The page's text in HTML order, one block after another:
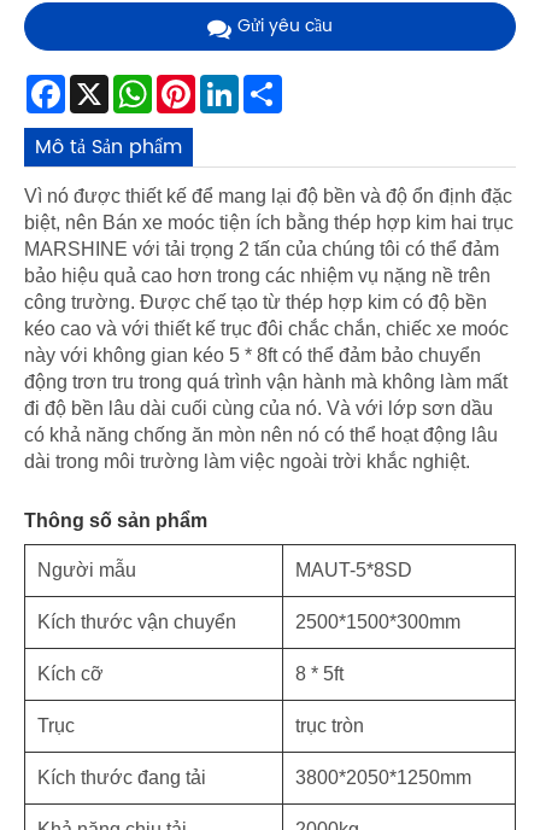
Gửi yêu cầu
Facebook
X WhatsApp
Pinterest
LinkedIn
Mô tả Sản phẩm
Vì nó được thiết kế để mang lại độ bền và độ ổn định đặc
biệt, nên Bán xe moóc tiện ích bằng thép hợp kim hai trục
MARSHINE với tải trọng 2 tấn của chúng tôi có thể đảm
bảo hiệu quả cao hơn trong các nhiệm vụ nặng nề trên
công trường. Được chế tạo từ thép hợp kim có độ bền
kéo cao và với thiết kế trục đôi chắc chắn, chiếc xe moóc
này với không gian kéo 5 * 8ft có thể đảm bảo chuyển
động trơn tru trong quá trình vận hành mà không làm mất
đi độ bền lâu dài cuối cùng của nó. Và với lớp sơn dầu
có khả năng chống ăn mòn nên nó có thể hoạt động lâu
dài trong môi trường làm việc ngoài trời khắc nghiệt.
Thông số sản phẩm
Người mẫu MAUT-5*8SD
Kích thước vận chuyển 2500*1500*300mm
Kích cỡ 8 * 5ft
Trục trục tròn
Kích thước đang tải 3800*2050*1250mm